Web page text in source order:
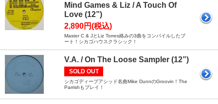
Mind Games & Liz / A Touch Of
Love (12”)
2,890円(税込)
Master C & JとLiz Torres絡みの3曲をコンパイルしたブ
ート！シカゴハウスクラシック！
V.A. / On The Loose Sampler (12”)
SOLD OUT
シカゴディープアシッド名曲Mike DunnのGroovin！The
Parrishもプレイ！